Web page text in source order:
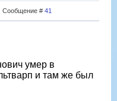
Сообщение # 41
умер в
и там же был